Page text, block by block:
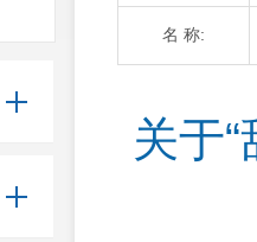
名 称:
关于